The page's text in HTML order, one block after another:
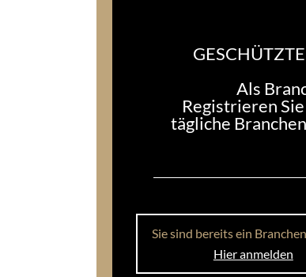
Humphrey: Wegbereiter
Schmucksektors